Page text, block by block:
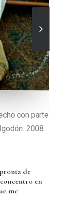
Historias de
algodón.
de
en
me